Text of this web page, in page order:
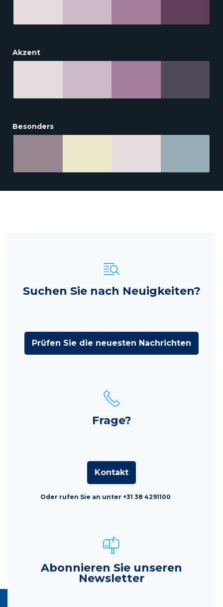
Akzent
Besonders
Suchen Sie nach Neuigkeiten?
Prüfen Sie die neuesten Nachrichten
Frage?
Kontakt
Oder rufen Sie an unter +31 38 4291100
Abonnieren Sie unseren
Newsletter